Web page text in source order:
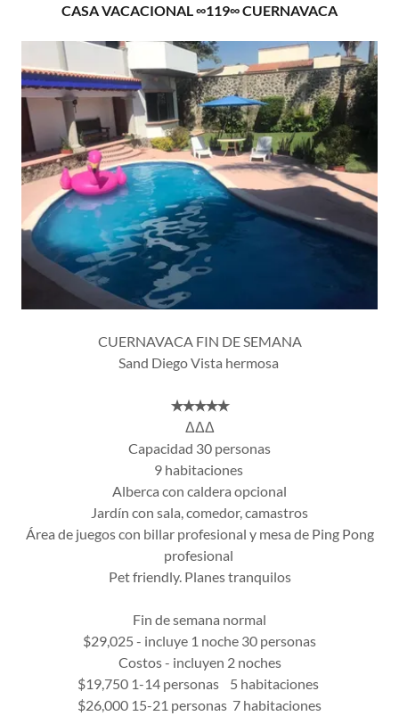
CASA VACACIONAL ∞119∞ CUERNAVACA
CUERNAVACA FIN DE SEMANA
Sand Diego Vista hermosa
✭✭✭✭✭
ΔΔΔ
Capacidad 30 personas
9 habitaciones
Alberca con caldera opcional
Jardín con sala, comedor, camastros
Área de juegos con billar profesional y mesa de Ping Pong
profesional
Pet friendly. Planes tranquilos
Fin de semana normal
$29,025 - incluye 1 noche 30 personas
Costos - incluyen 2 noches
$19,750 1-14 personas 5 habitaciones
$26,000 15-21 personas 7 habitaciones